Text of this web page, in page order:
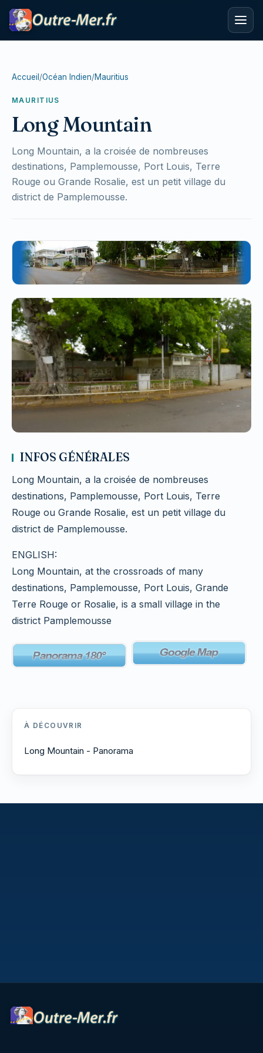
Accueil /Océan Indien/Mauritius
MAURITIUS
Long Mountain
Long Mountain, a la croisée de nombreuses
destinations, Pamplemousse, Port Louis, Terre
Rouge ou Grande Rosalie, est un petit village du
district de Pamplemousse.
INFOS GÉNÉRALES
Long Mountain, a la croisée de nombreuses
destinations, Pamplemousse, Port Louis, Terre
Rouge ou Grande Rosalie, est un petit village du
district de Pamplemousse.
ENGLISH:
Long Mountain, at the crossroads of many
destinations, Pamplemousse, Port Louis, Grande
Terre Rouge or Rosalie, is a small village in the
district Pamplemousse
À DÉCOUVRIR
Long Mountain - Panorama